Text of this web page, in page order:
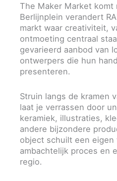
The Maker Market komt
Berlijnplein verandert
markt waar creativiteit,
ontmoeting centraal
gevarieerd aanbod van
ontwerpers die hun
presenteren.
Struin langs de kramen
laat je verrassen door
keramiek, illustraties,
andere bijzondere
object schuilt een eigen
ambachtelijk proces en
regio.